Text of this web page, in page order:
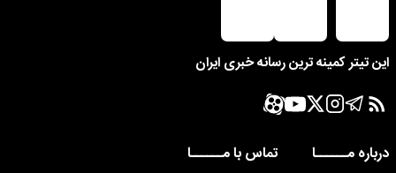
این تیتر کمینه ترین رسانه خبری ایران
درباره مــــــا
تماس با مــــــا